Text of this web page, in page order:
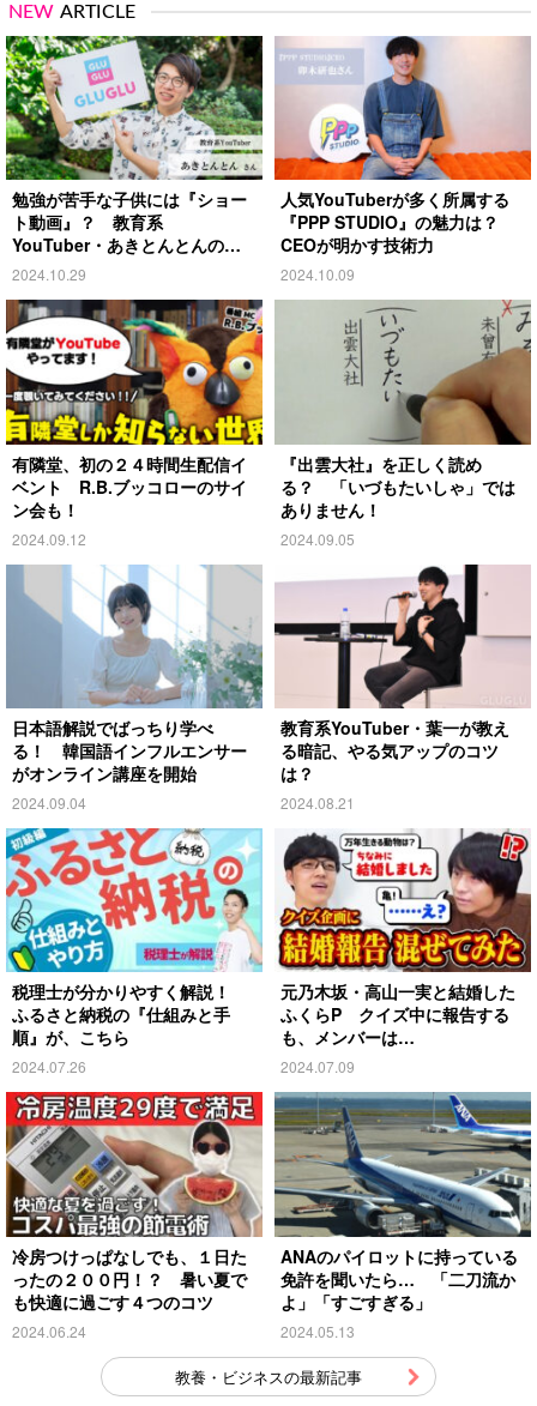
NEW ARTICLE
勉強が苦手な子供には『ショー
ト動画』？ 教育系
YouTuber・あきとんとんの戦
略とは
2024.10.29
人気YouTuberが多く所属する
『PPP STUDIO』の魅力は？
CEOが明かす技術力
2024.10.09
有隣堂、初の２４時間生配信イ
ベント R.B.ブッコローのサイ
ン会も！
2024.09.12
『出雲大社』を正しく読め
る？ 「いづもたいしゃ」では
ありません！
2024.09.05
日本語解説でばっちり学べ
る！ 韓国語インフルエンサー
がオンライン講座を開始
2024.09.04
教育系YouTuber・葉一が教え
る暗記、やる気アップのコツ
は？
2024.08.21
税理士が分かりやすく解説！
ふるさと納税の『仕組みと手
順』が、こちら
2024.07.26
元乃木坂・高山一実と結婚した
ふくらP クイズ中に報告する
も、メンバーは…
2024.07.09
冷房つけっぱなしでも、１日た
ったの２００円！？ 暑い夏で
も快適に過ごす４つのコツ
2024.06.24
ANAのパイロットに持っている
免許を聞いたら… 「二刀流か
よ」「すごすぎる」
2024.05.13
教養・ビジネスの最新記事